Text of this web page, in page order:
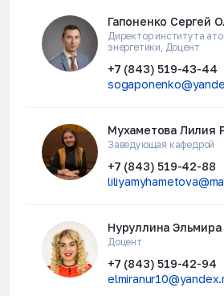
Гапоненко Сергей
Директор института
энергетики, Доцент
+7 (843) 519-43-44
Мухаметова Лилия
Заведующая кафедрой
+7 (843) 519-42-88
Нуруллина Эльмира
Доцент
+7 (843) 519-42-94